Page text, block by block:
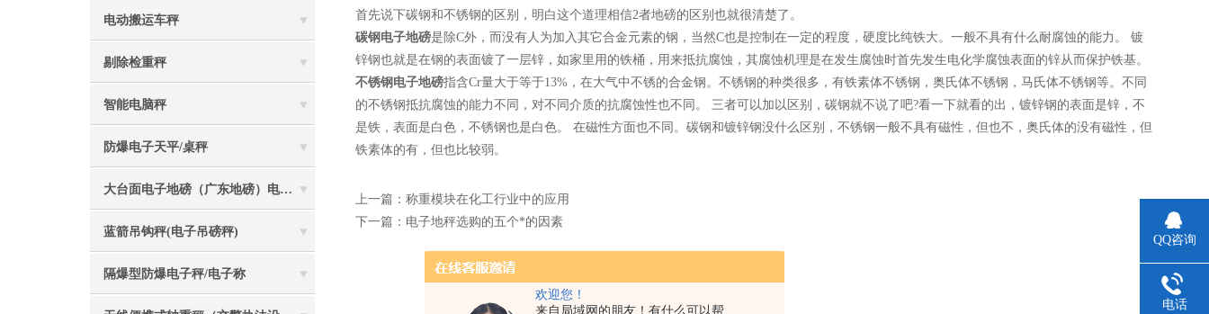
欢迎您！
来自局域网的朋友！有什么可以帮
电动搬运车秤
剔除检重秤
智能电脑秤
防爆电子天平/桌秤
大台面电子地磅（广东地磅）电子汽车衡
蓝箭吊钩秤(电子吊磅秤)
隔爆型防爆电子秤/电子称
首先说下碳钢和不锈钢的区别，明白这个道理相信2者地磅的区别也就很清楚了。
碳钢电子地磅是除C外，而没有人为加入其它合金元素的钢，当然C也是控制在一定的程度，硬度比纯铁大。一般不具有什么耐腐蚀的能力。 镀
锌钢也就是在钢的表面镀了一层锌，如家里用的铁桶，用来抵抗腐蚀，其腐蚀机理是在发生腐蚀时首先发生电化学腐蚀表面的锌从而保护铁基。
不锈钢电子地磅指含Cr量大于等于13%，在大气中不锈的合金钢。不锈钢的种类很多，有铁素体不锈钢，奥氏体不锈钢，马氏体不锈钢等。不同
的不锈钢抵抗腐蚀的能力不同，对不同介质的抗腐蚀性也不同。 三者可以加以区别，碳钢就不说了吧?看一下就看的出，镀锌钢的表面是锌，不
是铁，表面是白色，不锈钢也是白色。 在磁性方面也不同。碳钢和镀锌钢没什么区别，不锈钢一般不具有磁性，但也不，奥氏体的没有磁性，但
铁素体的有，但也比较弱。
上一篇： 称重模块在化工行业中的应用
下一篇： 电子地秤选购的五个*的因素
QQ咨询
电话